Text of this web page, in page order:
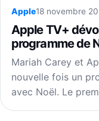
Apple18 novembre
Apple TV+
programme de
Mariah Carey et
nouvelle fois un
avec Noël. Le